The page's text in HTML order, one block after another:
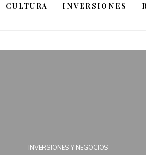
CULTURA INVERSIONES
INVERSIONES Y NEGOCIOS